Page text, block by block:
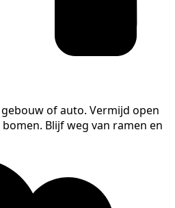
of auto. Vermijd open
Blijf weg van ramen en